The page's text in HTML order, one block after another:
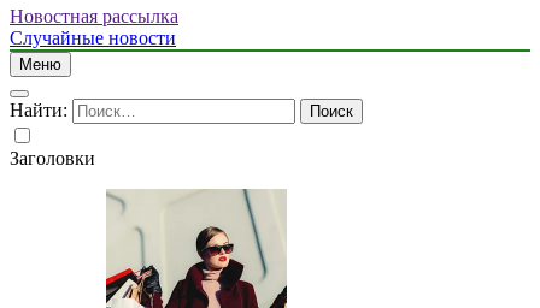
Новостная рассылка
Случайные новости
Меню
Найти:
Заголовки